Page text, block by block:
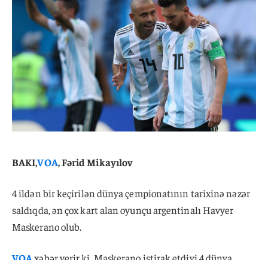
BAKI,VOA, Fərid Mikayılov
4 ildən bir keçirilən dünya çempionatının tarixinə nəzər
saldıqda, ən çox kart alan oyunçu argentinalı Havyer
Maskerano olub.
VOAxəbər verir ki, Maskerano iştirak etdiyi 4 dünya